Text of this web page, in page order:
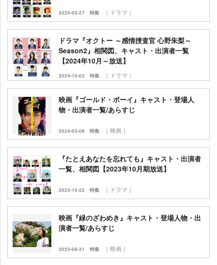
2025-03-27 特集 ｜ドラマ｜
ドラマ『オクトー ～感情捜査官 心野朱梨～
Season2』相関図、キャスト・出演者一覧
【2024年10月～放送】
2024-10-02 特集 ｜ドラマ｜
映画『ゴールド・ボーイ』キャスト・登場人
物・出演者一覧/あらすじ
2024-03-08 特集 ｜映画｜
『たとえあなたを忘れても』キャスト・出演者
一覧、相関図【2023年10月期放送】
2023-10-22 特集 ｜ドラマ｜
映画『緑のざわめき』キャスト・登場人物・出
演者一覧/あらすじ
2023-08-31 特集 ｜映画｜